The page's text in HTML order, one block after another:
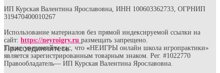
Присоединяйтесь
ИП Курская Валентина Ярославовна, ИНН 100603362733, ОГРНИП
319470400010267
Использование материалов без прямой индексируемой ссылки на
сайт: https://neyroigry.ru размещать запрещено.
Также уведомляем вас, что «НЕИГРЫ онлайн школа игропрактики»
является зарегистрированным товарным знаком. Рег. #1022770
Правообладатель— ИП Курская Валентина Ярославовна.